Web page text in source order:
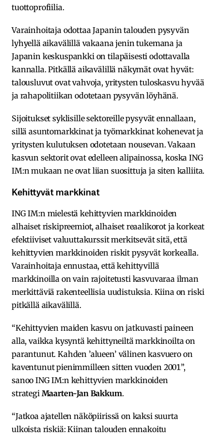
tuottoprofiilia.
Varainhoitaja odottaa Japanin talouden pysyvän
lyhyellä aikavälillä vakaana jenin tukemana ja
Japanin keskuspankki on tilapäisesti odottavalla
kannalla. Pitkällä aikavälillä näkymät ovat hyvät:
talousluvut ovat vahvoja, yritysten tuloskasvu hyvää
ja rahapolitiikan odotetaan pysyvän löyhänä.
Sijoitukset syklisille sektoreille pysyvät ennallaan,
sillä asuntomarkkinat ja työmarkkinat kohenevat ja
yritysten kulutuksen odotetaan nousevan. Vakaan
kasvun sektorit ovat edelleen alipainossa, koska ING
IM:n mukaan ne ovat liian suosittuja ja siten kalliita.
Kehittyvät markkinat
ING IM:n mielestä kehittyvien markkinoiden
alhaiset riskipreemiot, alhaiset reaalikorot ja korkeat
efektiiviset valuuttakurssit merkitsevät sitä, että
kehittyvien markkinoiden riskit pysyvät korkealla.
Varainhoitaja ennustaa, että kehittyvillä
markkinoilla on vain rajoitetusti kasvuvaraa ilman
merkittäviä rakenteellisia uudistuksia. Kiina on riski
pitkällä aikavälillä.
“Kehittyvien maiden kasvu on jatkuvasti paineen
alla, vaikka kysyntä kehittyneiltä markkinoilta on
parantunut. Kahden ’alueen’ välinen kasvuero on
kaventunut pienimmilleen sitten vuoden 2001”,
sanoo ING IM:n kehittyvien markkinoiden
strategi Maarten-Jan Bakkum.
“Jatkoa ajatellen näköpiirissä on kaksi suurta
ulkoista riskiä: Kiinan talouden ennakoitu